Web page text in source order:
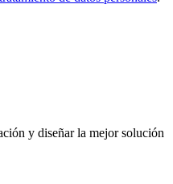
y diseñar la mejor solución